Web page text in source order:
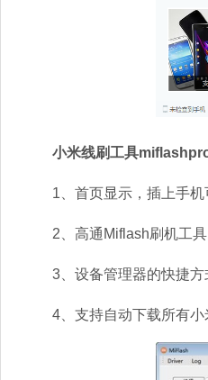
小米线刷工具
1、首页显示，插上手机
2、高通Miflash刷机工具
3、设备管理器的快捷方
4、支持自动下载所有小